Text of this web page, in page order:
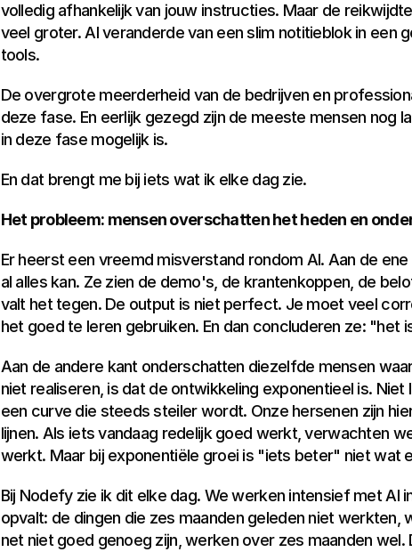
volledig afhankelijk van jouw instructies. Maar de
veel groter. AI veranderde van een slim notitieblok in
tools.
De overgrote meerderheid van de bedrijven en
deze fase. En eerlijk gezegd zijn de meeste mensen nog
in deze fase mogelijk is.
En dat brengt me bij iets wat ik elke dag zie.
Het probleem: mensen overschatten het heden en
Er heerst een vreemd misverstand rondom AI. Aan de
al alles kan. Ze zien de demo's, de krantenkoppen, de
valt het tegen. De output is niet perfect. Je moet veel
het goed te leren gebruiken. En dan concluderen ze: "het
Aan de andere kant onderschatten diezelfde mensen
niet realiseren, is dat de ontwikkeling exponentieel is. Niet
een curve die steeds steiler wordt. Onze hersenen zijn
lijnen. Als iets vandaag redelijk goed werkt, verwachten
werkt. Maar bij exponentiële groei is "iets beter" niet wat
Bij Nodefy zie ik dit elke dag. We werken intensief met AI
opvalt: de dingen die zes maanden geleden niet werkten,
net niet goed genoeg zijn, werken over zes maanden wel.